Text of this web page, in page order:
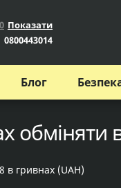
0 Показати
0800443014
Блог
обміняти
в гривнах (UAH)